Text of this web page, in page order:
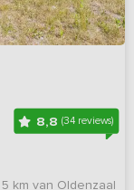
8,8 (34 reviews)
km van Oldenzaal